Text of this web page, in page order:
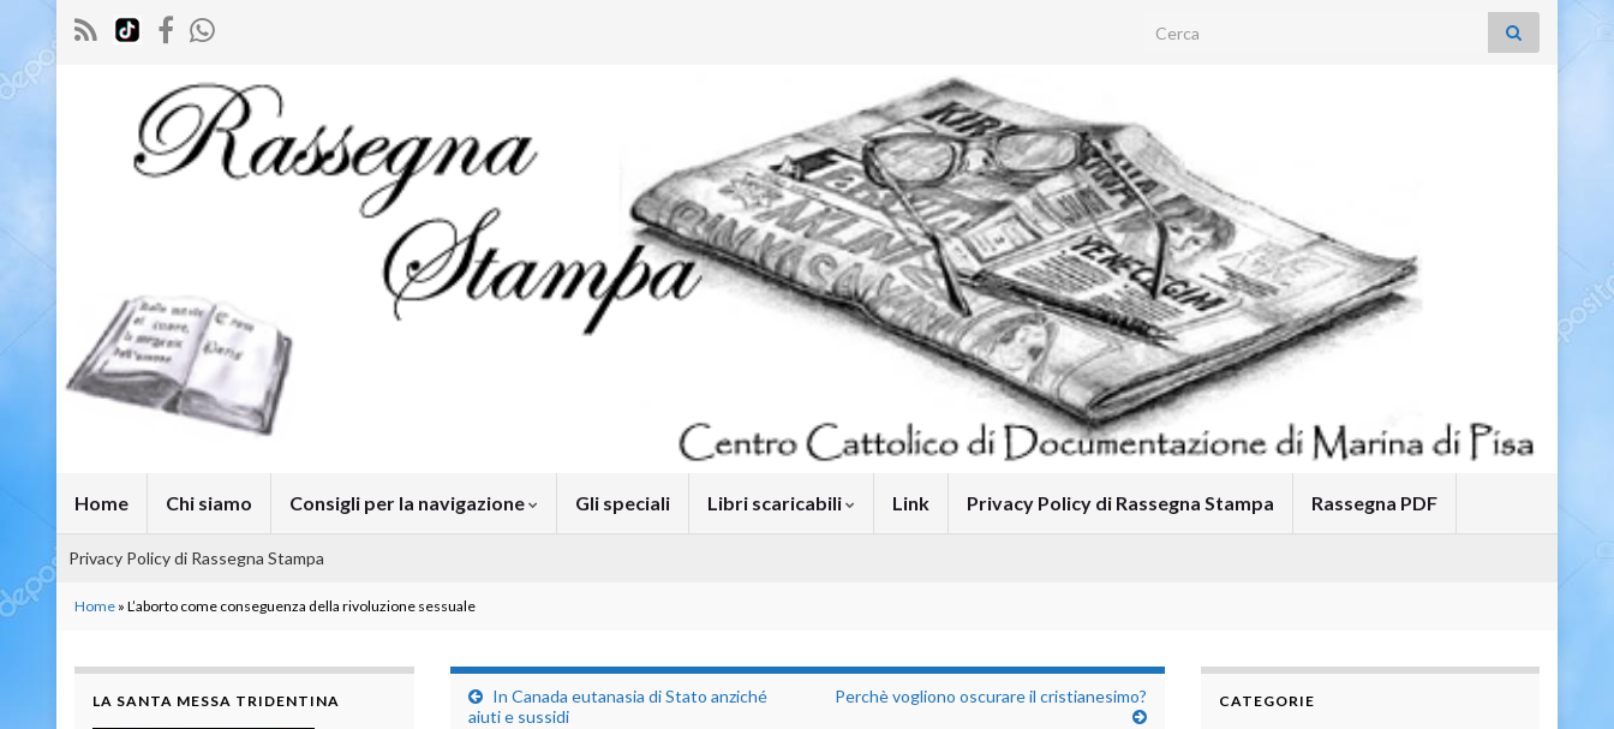
Search for:
Home Chi siamo Consigli per la navigazione Gli speciali Libri scaricabili Link Privacy Policy di Rassegna Stampa Rassegna PDF
Privacy Policy di Rassegna Stampa
Home » L’aborto come conseguenza della rivoluzione sessuale
In Canada eutanasia di Stato anziché
aiuti e sussidi
Perchè vogliono oscurare il cristianesimo?
LA SANTA MESSA TRIDENTINA CATEGORIE